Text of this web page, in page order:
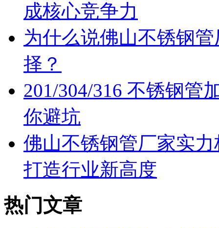
成核心竞争力
为什么说佛山不锈钢
择？
201/304/316 不锈钢管
你避坑
佛山不锈钢管厂家实
打造行业新高度
热门文章